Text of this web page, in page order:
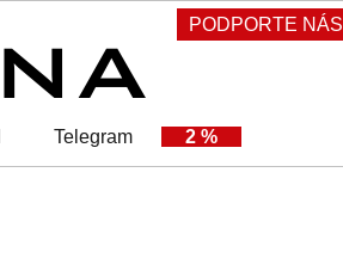
PODPORTE NÁS
Telegram 2 %